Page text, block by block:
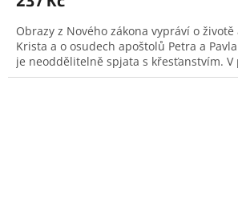
Obrazy z Nového zákona vypráví o životě
Krista a o osudech apoštolů Petra a
je neoddělitelně spjata s křesťanstvím.